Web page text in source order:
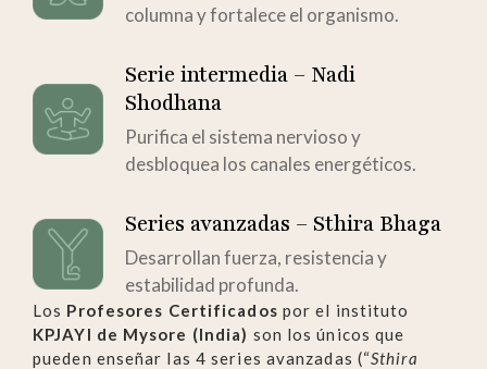
columna y fortalece el organismo.
Serie intermedia – Nadi
Shodhana
Purifica el sistema nervioso y
desbloquea los canales energéticos.
Series avanzadas – Sthira Bhaga
Desarrollan fuerza, resistencia y
estabilidad profunda.
Los Profesores Certificados por el instituto
KPJAYI de Mysore (India) son los únicos que
pueden enseñar las 4 series avanzadas (“Sthira